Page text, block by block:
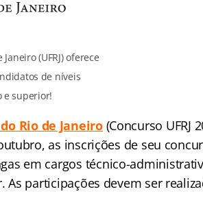
(UFRJ) oferece
de níveis
e superior!
do Rio de Janeiro (Concurso UFRJ
as inscrições de seu
em cargos técnico-
As participações devem ser